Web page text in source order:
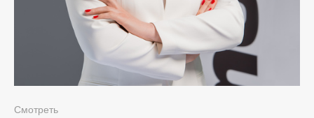
Смотреть